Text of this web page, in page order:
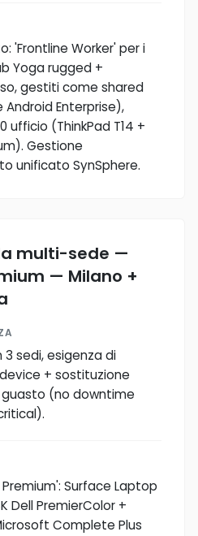
'Frontline Worker' per i
Yoga rugged +
gestiti come shared
Enterprise),
ufficio (ThinkPad T14 +
Gestione
unificato SynSphere.
multi-sede —
— Milano +
sedi, esigenza di
+ sostituzione
(no downtime
Surface Laptop
Dell PremierColor +
Complete Plus